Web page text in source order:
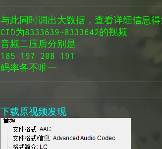
与此同时调出大数据，查看详细信息
CID为8333639~8333642的视频
音频二压后分别是
185 197 208 191
码率各不唯一
下载原视频发现